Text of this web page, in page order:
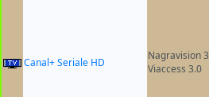
Canal+ Seriale HD
Nagravision 3
Viaccess 3.0